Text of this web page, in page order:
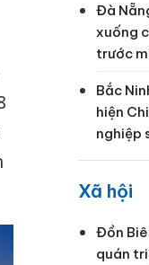
Đà
xuống
trước
Bắc
hiện
nghiệp
Xã hội
Đồn
quán